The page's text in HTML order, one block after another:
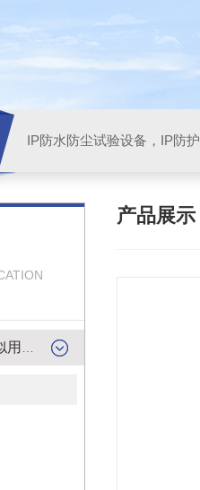
产品展示